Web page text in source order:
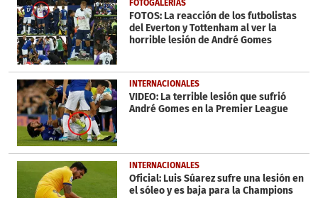
seconds
FOTOGALERÍAS
FOTOS: La reacción de los futbolistas
del Everton y Tottenham al ver la
horrible lesión de André Gomes
INTERNACIONALES
VIDEO: La terrible lesión que sufrió
André Gomes en la Premier League
INTERNACIONALES
Oficial: Luis Súarez sufre una lesión en
el sóleo y es baja para la Champions